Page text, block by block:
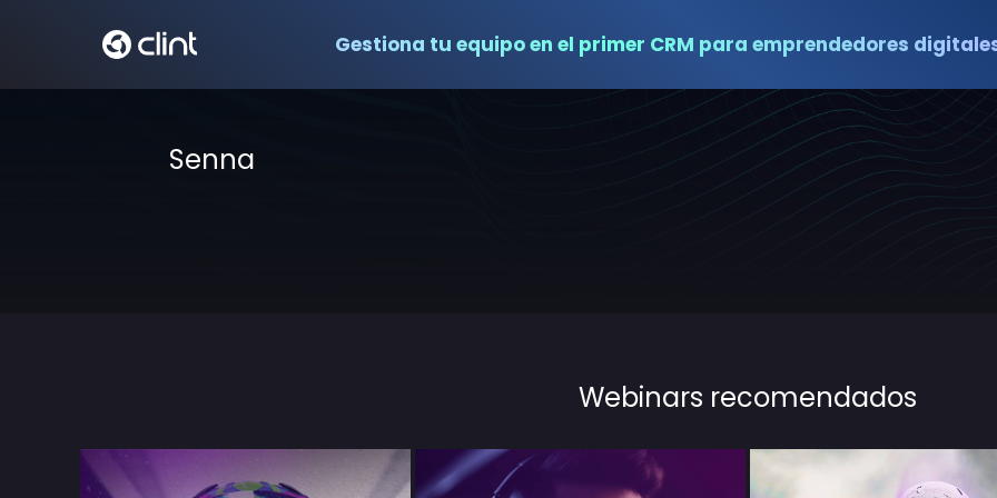
Gestiona tu equipo en el primer CRM para emprendedores
Senna
Webinars recomendados